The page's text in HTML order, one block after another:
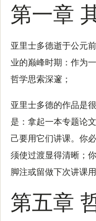
第一章
亚里士多德逝于公元
业的巅峰时期：作为
哲学思索深邃；
亚里士多德的作品是
是：拿起一本专题论
己要用它们讲课。你
须使过渡显得清晰；
脚注或留做下次讲课用
第五章